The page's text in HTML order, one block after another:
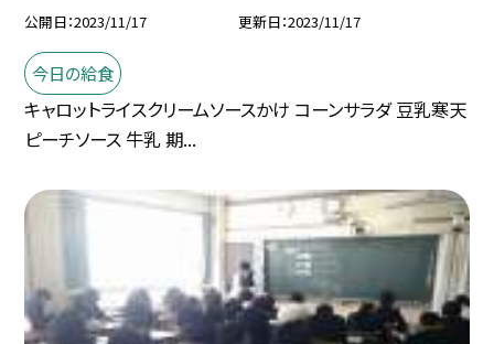
公開日 2023/11/17 更新日 2023/11/17
今日の給食
キャロットライスクリームソースかけ コーンサラダ 豆乳寒天
ピーチソース 牛乳 期...